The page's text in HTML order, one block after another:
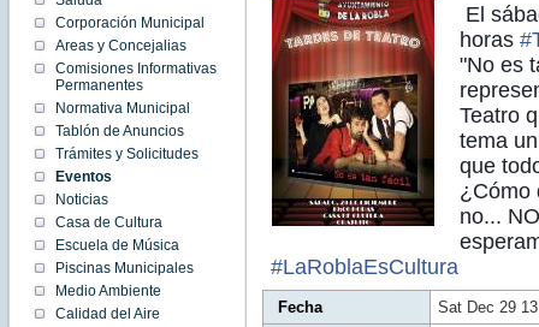
Corporación Municipal
Areas y Concejalias
Comisiones Informativas
Permanentes
Normativa Municipal
Tablón de Anuncios
Trámites y Solicitudes
Eventos
Noticias
Casa de Cultura
Escuela de Música
Piscinas Municipales
Medio Ambiente
Calidad del Aire
CET
2018
Sat Dec
13:10:00
CET
2018
Sat Dec
29
13:10:00
CET
2018
El
horas #
"No es
Teatro
tema
que
¿Cómo
no...
#LaRoblaEsCultura
Fecha
Sat Dec 29